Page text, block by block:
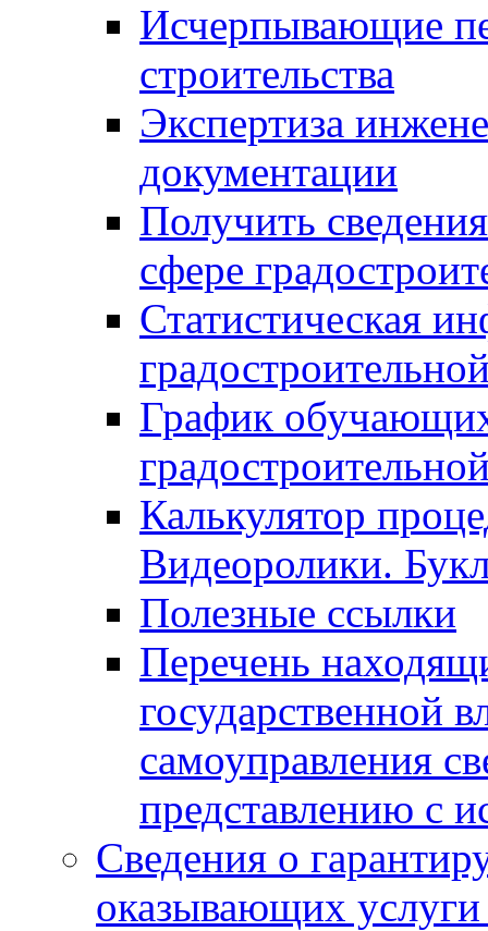
Исчерпывающие
строительства
Экспертиза
документации
Получить
сфере
Статистическая
График
Калькулятор
Видеоролики.
Полезные ссылки
Перечень
государственной
самоуправления
представлению с
Сведения о
оказывающих